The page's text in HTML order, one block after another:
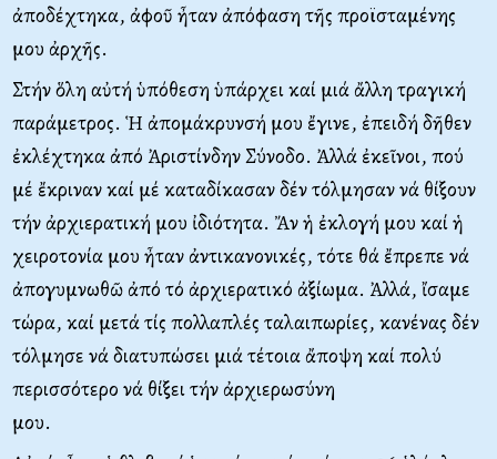
ἀποδέχτηκα, ἀφοῦ ἦταν ἀπόφαση τῆς προϊσταμένης
μου ἀρχῆς.
Στήν ὅλη αὐτή ὑπόθεση ὑπάρχει καί μιά ἄλλη τραγική
παράμετρος. Ἡ ἀπομάκρυνσή μου ἔγινε, ἐπειδή δῆθεν
ἐκλέχτηκα ἀπό Ἀριστίνδην Σύνοδο. Ἀλλά ἐκεῖνοι, πού
μέ ἔκριναν καί μέ καταδίκασαν δέν τόλμησαν νά θίξουν
τήν ἀρχιερατική μου ἰδιότητα. Ἄν ἡ ἐκλογή μου καί ἡ
χειροτονία μου ἦταν ἀντικανονικές, τότε θά ἔπρεπε νά
ἀπογυμνωθῶ ἀπό τό ἀρχιερατικό ἀξίωμα. Ἀλλά, ἴσαμε
τώρα, καί μετά τίς πολλαπλές ταλαιπωρίες, κανένας δέν
τόλμησε νά διατυπώσει μιά τέτοια ἄποψη καί πολύ
περισσότερο νά θίξει τήν ἀρχιερωσύνη
μου.